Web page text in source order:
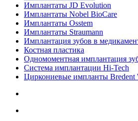
Имплантаты JD Evolution
Имплантаты Nobel BioСare
Имплантаты Osstem
Имплантаты Straumann
Имплантация зубов в
Костная пластика
Одномоментная имплантация
Система имплантации Hi-Tech
Циркониевые импланты Bredent